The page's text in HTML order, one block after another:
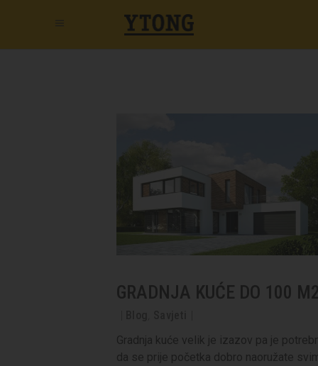
GRADNJA KUĆE DO 100
Gradnja kuće velik je izazov pa je
da se prije početka dobro naoružate